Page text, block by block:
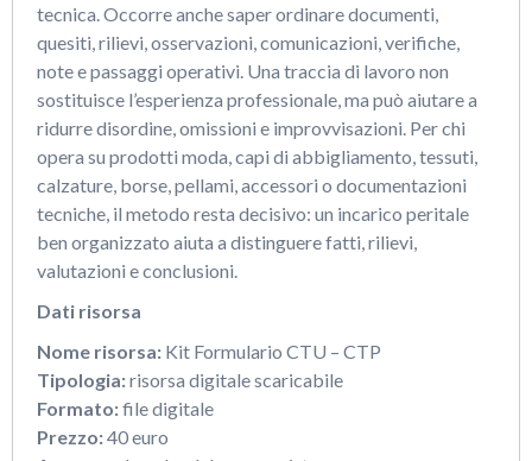
tecnica. Occorre anche saper ordinare documenti,
quesiti, rilievi, osservazioni, comunicazioni, verifiche,
note e passaggi operativi. Una traccia di lavoro non
sostituisce l’esperienza professionale, ma può aiutare a
ridurre disordine, omissioni e improvvisazioni. Per chi
opera su prodotti moda, capi di abbigliamento, tessuti,
calzature, borse, pellami, accessori o documentazioni
tecniche, il metodo resta decisivo: un incarico peritale
ben organizzato aiuta a distinguere fatti, rilievi,
valutazioni e conclusioni.
Dati risorsa
Nome risorsa: Kit Formulario CTU – CTP
Tipologia:risorsa digitale scaricabile
Formato:file digitale
Prezzo:40 euro